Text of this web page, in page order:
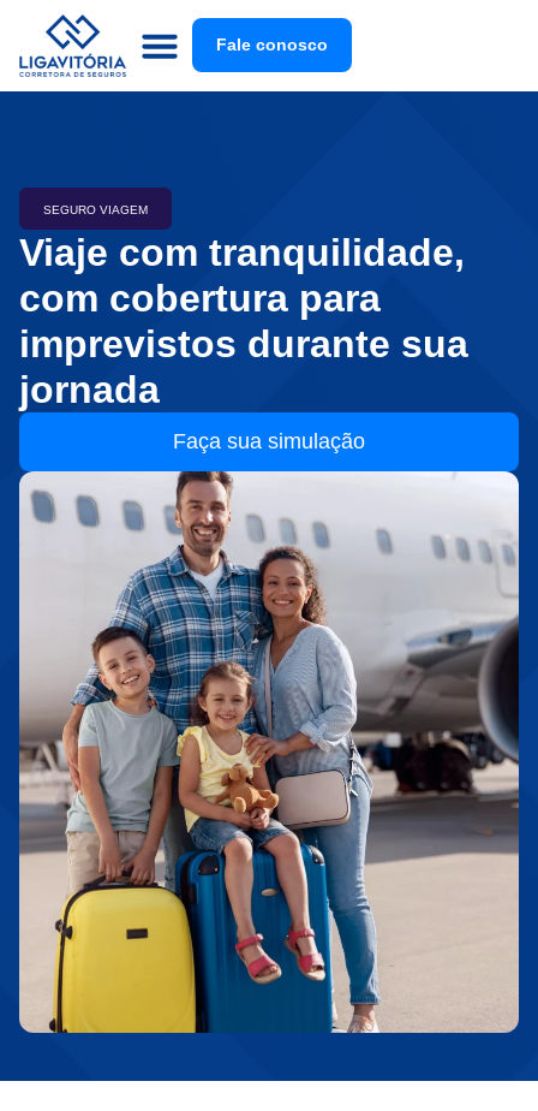
Fale conosco
SEGURO VIAGEM
Viaje com tranquilidade,
com cobertura para
imprevistos durante sua
jornada
Faça sua simulação